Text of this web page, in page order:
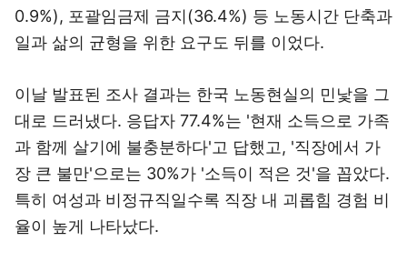
0.9%), 포괄임금제 금지(36.4%) 등 노동시간 단축과
일과 삶의 균형을 위한 요구도 뒤를 이었다.
이날 발표된 조사 결과는 한국 노동현실의 민낯을 그
대로 드러냈다. 응답자 77.4%는 '현재 소득으로 가족
과 함께 살기에 불충분하다'고 답했고, '직장에서 가
장 큰 불만'으로는 30%가 '소득이 적은 것'을 꼽았다.
특히 여성과 비정규직일수록 직장 내 괴롭힘 경험 비
율이 높게 나타났다.